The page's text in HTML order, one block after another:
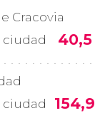
Cracovia
ciudad
40,5
ciudad
154,9